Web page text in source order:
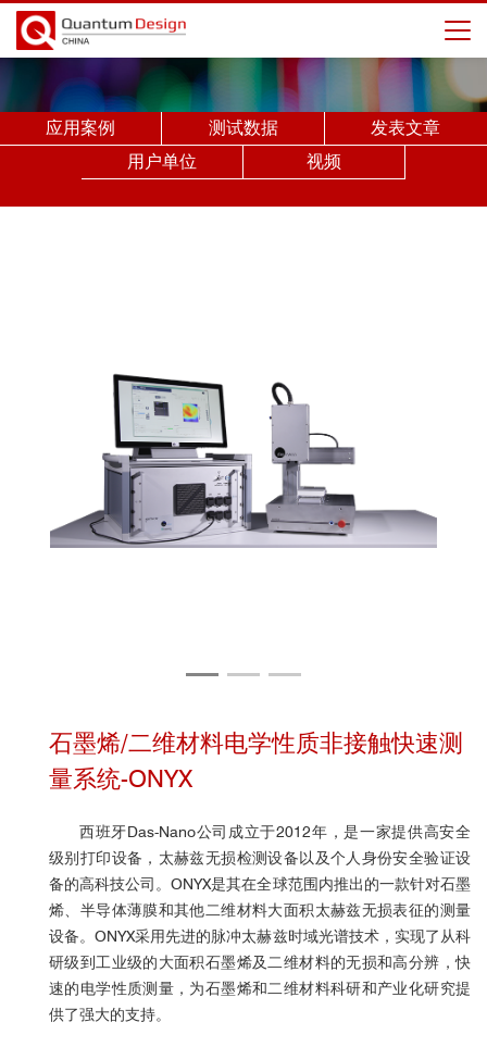
应用案例 测试数据
发表文章
用户单位
视频
石墨烯/二维材料电学性质非接触快速测
量系统-ONYX
西班牙Das-Nano公司成立于2012年，是一家提供高安全
级别打印设备，太赫兹无损检测设备以及个人身份安全验证设
备的高科技公司。ONYX是其在全球范围内推出的一款针对石墨
烯、半导体薄膜和其他二维材料大面积太赫兹无损表征的测量
设备。ONYX采用先进的脉冲太赫兹时域光谱技术，实现了从科
研级到工业级的大面积石墨烯及二维材料的无损和高分辨，快
速的电学性质测量，为石墨烯和二维材料科研和产业化研究提
供了强大的支持。